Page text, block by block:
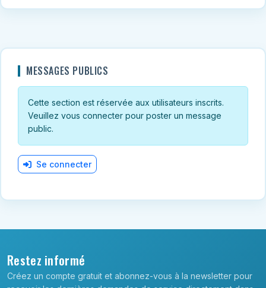
MESSAGES PUBLICS
Cette section est réservée aux utilisateurs inscrits.
Veuillez vous connecter pour poster un message
public.
Se connecter
Restez informé
Créez un compte gratuit et abonnez-vous à la newsletter pour